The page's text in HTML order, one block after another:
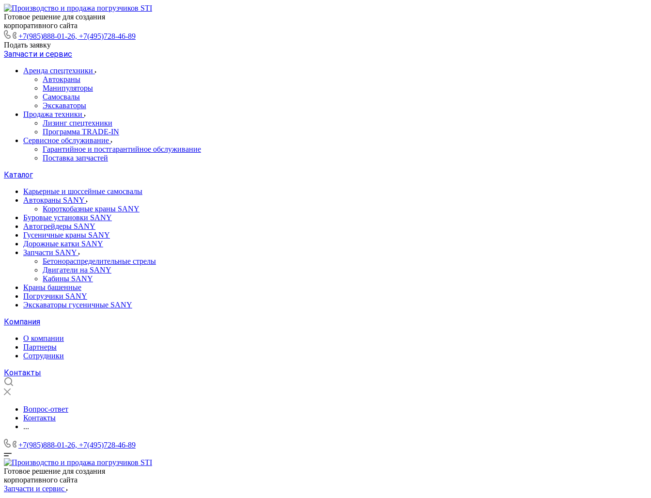
Готовое решение для создания
корпоративного сайта
+7(985)888-01-26, +7(495)728-46-89
Подать заявку
Запчасти и сервис
Аренда спецтехники
Автокраны
Манипуляторы
Самосвалы
Экскаваторы
Продажа техники
Лизинг спецтехники
Программа TRADE-IN
Сервисное обслуживание
Гарантийное и постгарантийное обслуживание
Поставка запчастей
Каталог
Карьерные и шоссейные самосвалы
Автокраны SANY
Короткобазные краны SANY
Буровые установки SANY
Автогрейдеры SANY
Гусеничные краны SANY
Дорожные катки SANY
Запчасти SANY
Бетонораспределительные стрелы
Двигатели на SANY
Кабины SANY
Краны башенные
Погрузчики SANY
Экскаваторы гусеничные SANY
Компания
О компании
Партнеры
Сотрудники
Контакты
Вопрос-ответ
Контакты
...
+7(985)888-01-26, +7(495)728-46-89
Готовое решение для создания
корпоративного сайта
Запчасти и сервис